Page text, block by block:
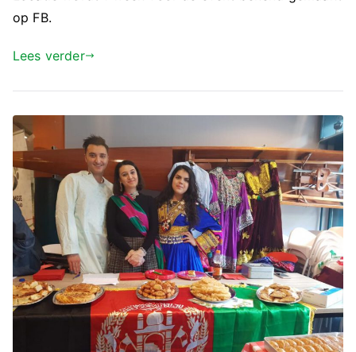
op FB.
Lees verder